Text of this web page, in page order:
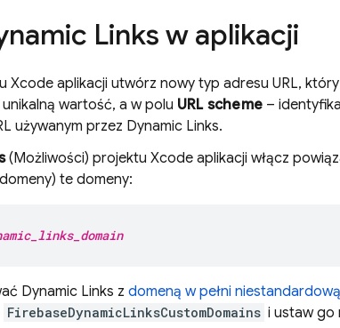
Links w aplikacji
Xcode aplikacji utwórz nowy typ adresu URL,
wartość, a w polu URL scheme –
używanym przez Dynamic Links.
(Możliwości) projektu Xcode aplikacji włącz
te domeny:
Dynamic Links z domeną w pełni niestandardową
FirebaseDynamicLinksCustomDomains i ustaw go